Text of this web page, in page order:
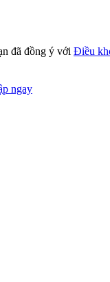
đã đồng ý với Điều
ngay